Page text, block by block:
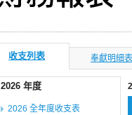
收支列表 奉獻明細表
2026 年度
2026 全年度收支表